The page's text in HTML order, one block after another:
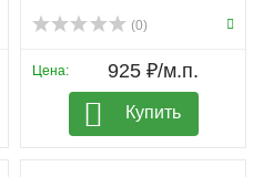
(0)
Цена: 925 ₽/м.п.
Купить